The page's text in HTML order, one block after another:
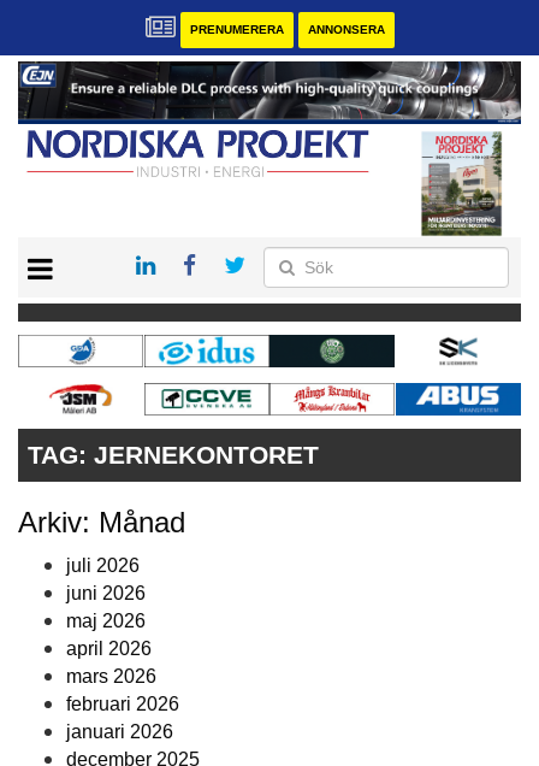
PRENUMERERA ANNONSERA
KONTAKT
VÅRA ANDRA MAGASIN
PRENUMERERA
ANNONSERA
TAG: JERNEKONTORET
Arkiv: Månad
juli 2026
juni 2026
maj 2026
april 2026
mars 2026
februari 2026
januari 2026
december 2025